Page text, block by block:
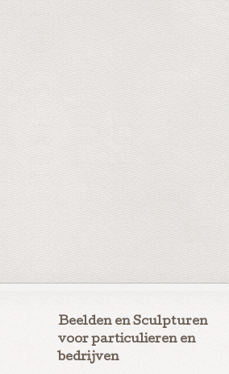
Beelden en Sculpturen
voor particulieren en
bedrijven